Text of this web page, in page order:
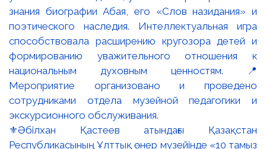
⚜️Әбілхан Қастеев атындағы Қазақстан
Республикасының Ұлттық өнер музейінде «10 тамыз